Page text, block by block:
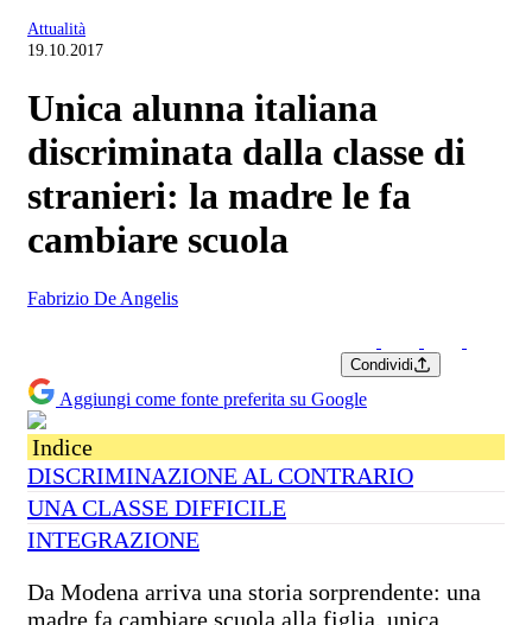
Attualità
19.10.2017
Unica alunna italiana
discriminata dalla classe di
stranieri: la madre le fa
cambiare scuola
Fabrizio De Angelis
Condividi
Aggiungi come fonte preferita su Google
Indice
DISCRIMINAZIONE AL CONTRARIO
UNA CLASSE DIFFICILE
INTEGRAZIONE
Da Modena arriva una storia sorprendente: una
madre fa cambiare scuola alla figlia, unica